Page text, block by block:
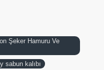
Şeker Hamuru Ve
sabun kalıbı